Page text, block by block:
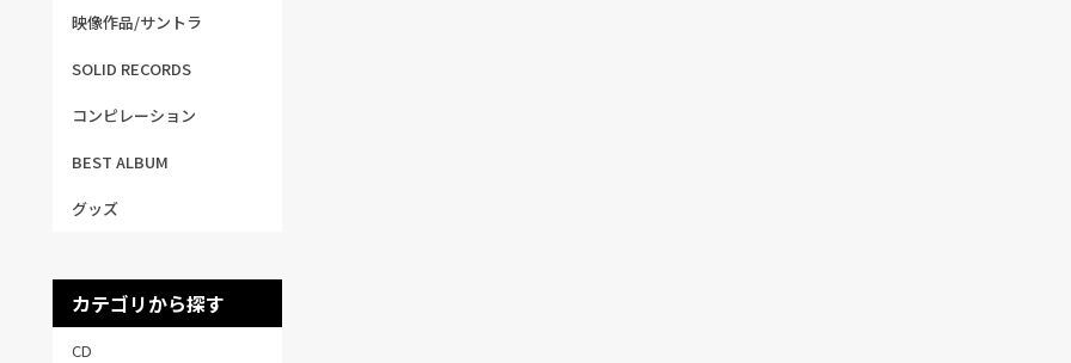
映像作品/サントラ
SOLID RECORDS
コンピレーション
BEST ALBUM
グッズ
カテゴリから探す
CD